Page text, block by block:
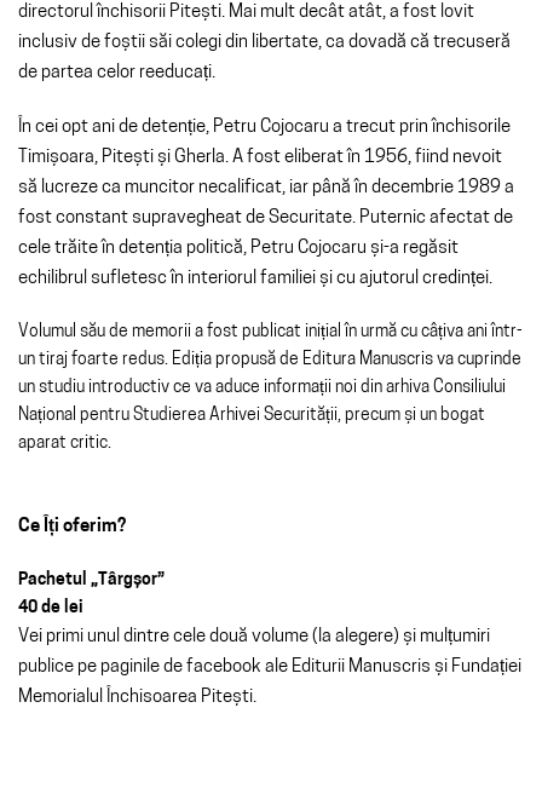
directorul închisorii Pitești. Mai mult decât atât, a fost lovit
inclusiv de foștii săi colegi din libertate, ca dovadă că trecuseră
de partea celor reeducați.
În cei opt ani de detenție, Petru Cojocaru a trecut prin închisorile
Timișoara, Pitești și Gherla. A fost eliberat în 1956, fiind nevoit
să lucreze ca muncitor necalificat, iar până în decembrie 1989 a
fost constant supravegheat de Securitate. Puternic afectat de
cele trăite în detenția politică, Petru Cojocaru și-a regăsit
echilibrul sufletesc în interiorul familiei și cu ajutorul credinței.
Volumul său de memorii a fost publicat inițial în urmă cu câțiva ani într-
un tiraj foarte redus. Ediția propusă de Editura Manuscris va cuprinde
un studiu introductiv ce va aduce informații noi din arhiva Consiliului
Național pentru Studierea Arhivei Securității, precum și un bogat
aparat critic.
Ce Îți oferim?
Pachetul „Târgșor”
40 de lei
Vei primi unul dintre cele două volume (la alegere) și mulțumiri
publice pe paginile de facebook ale Editurii Manuscris și Fundației
Memorialul Închisoarea Pitești.